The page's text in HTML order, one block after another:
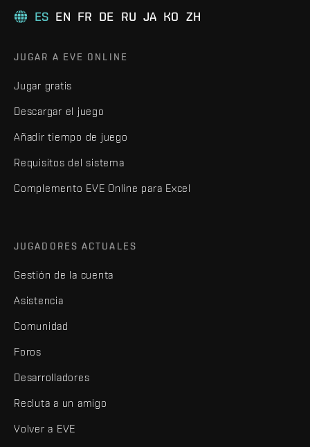
ES EN FR DE RU JA KO ZH
JUGAR A EVE ONLINE
Jugar gratis
Descargar el juego
Añadir tiempo de juego
Requisitos del sistema
Complemento EVE Online para Excel
JUGADORES ACTUALES
Gestión de la cuenta
Asistencia
Comunidad
Foros
Desarrolladores
Recluta a un amigo
Volver a EVE